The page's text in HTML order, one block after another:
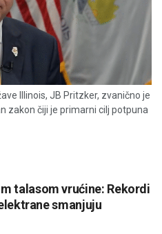
Illinois, JB Pritzker, zvanično je
zakon čiji je primarni cilj potpuna
talasom vrućine: Rekordi
smanjuju